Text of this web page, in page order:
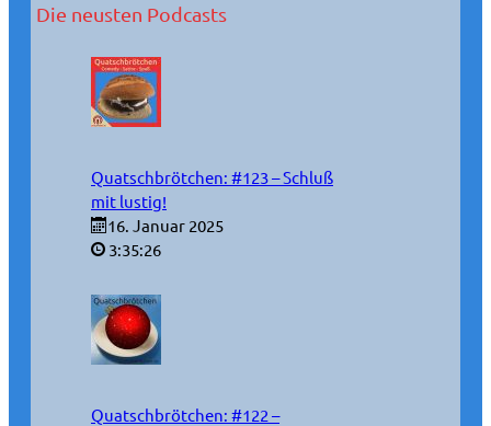
Die neusten Podcasts
Quatschbrötchen: #123 – Schluß
mit lustig!
16. Januar 2025
3:35:26
Quatschbrötchen: #122 –